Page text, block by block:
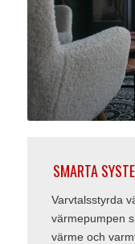
SMARTA
Varvtalsstyrda
värmepumpen
värme och